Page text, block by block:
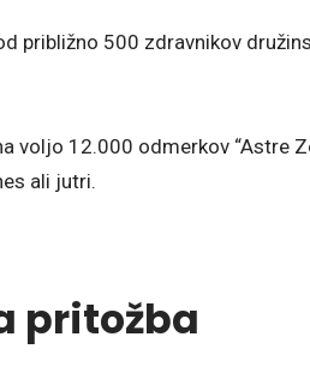
približno 500 zdravnikov
voljo 12.000 odmerkov “Astre
ali jutri.
pritožba